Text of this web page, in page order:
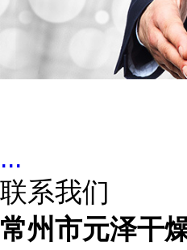
...
联系我们
常州市元泽干